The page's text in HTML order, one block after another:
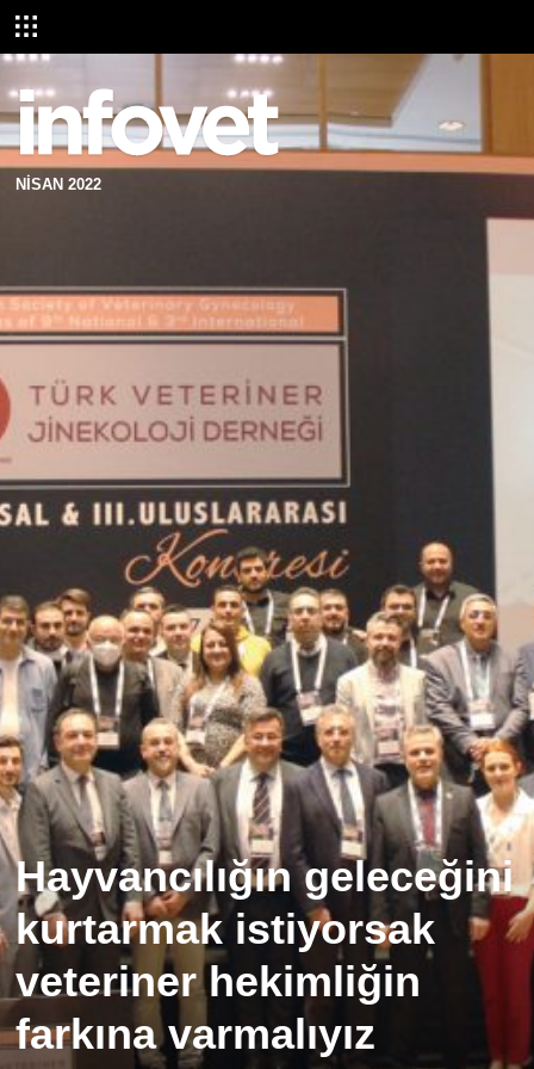
NİSAN 2022
Hayvancılığın geleceğini
kurtarmak istiyorsak
veteriner hekimliğin
farkına varmalıyız